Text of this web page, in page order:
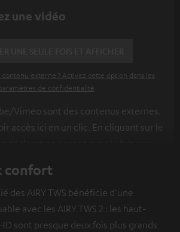
une vidéo
externe ? Activez cette option dans les
de confidentialité
Vimeo sont des contenus externes.
accès ici en un clic. En cliquant sur le
être transmises à une plateforme
davantage dans notre
confort
des AIRY TWS bénéficie d'une
avec les AIRY TWS 2 : les haut-
sont presque deux fois plus grands